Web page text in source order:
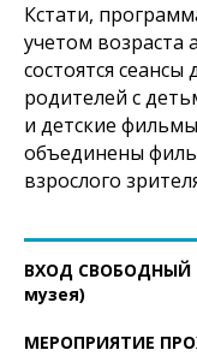
Кстати,
учетом возраста
состоятся
родителей с
и детские
объединены
взрослого
ВХОД СВОБОДНЫЙ
музея)
МЕРОПРИЯТИЕ